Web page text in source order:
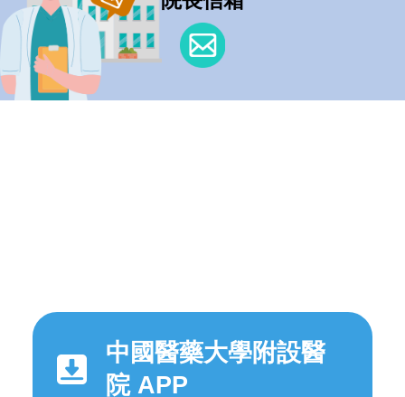
中國醫藥大學附設醫
院 APP